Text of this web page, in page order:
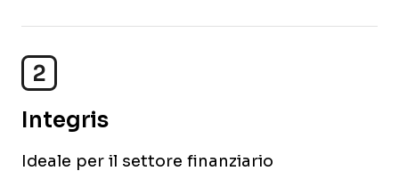
2
Integris
Ideale per il settore finanziario